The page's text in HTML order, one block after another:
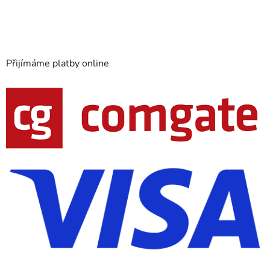
Přijímáme platby online